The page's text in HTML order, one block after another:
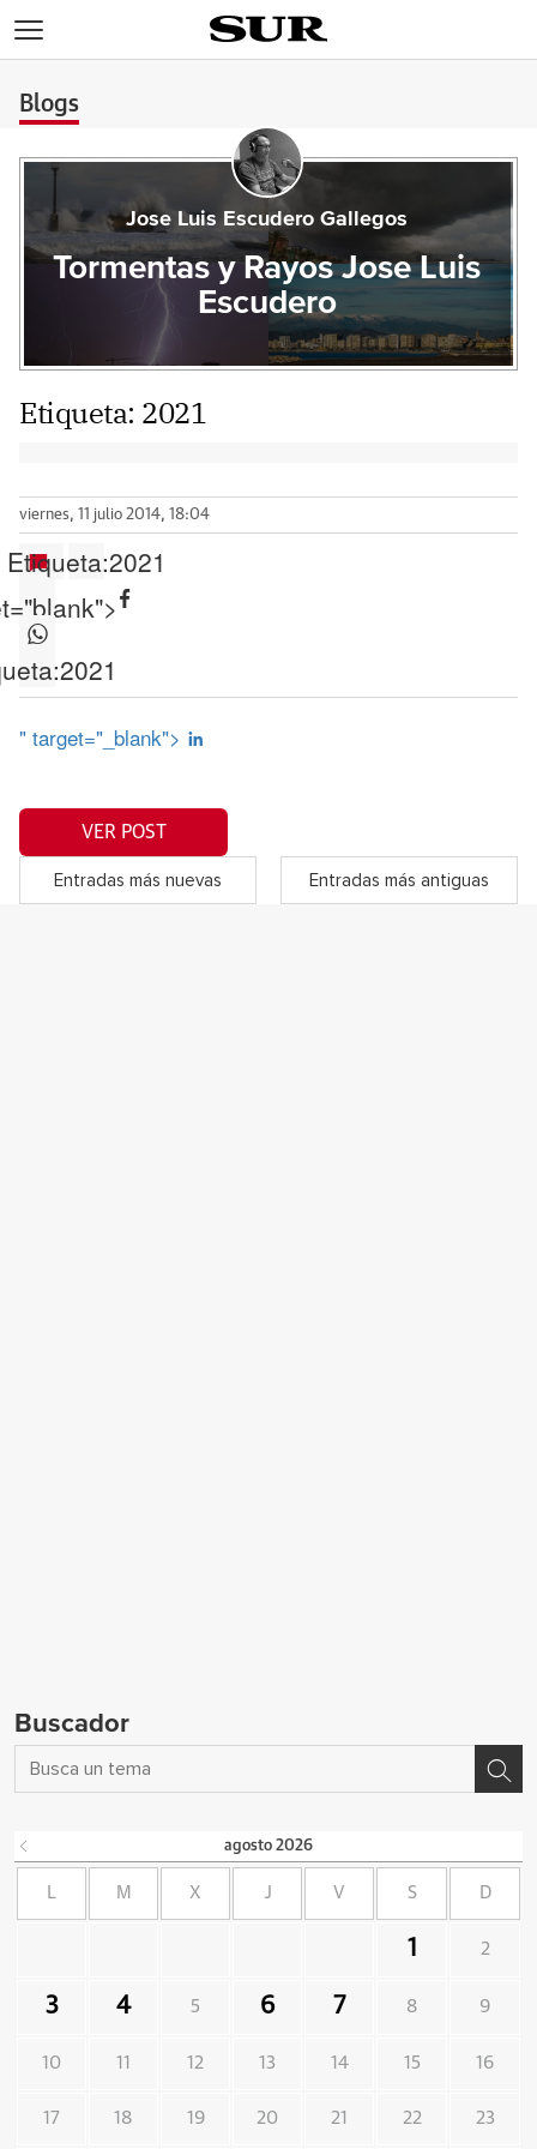
Blogs
Jose Luis Escudero Gallegos
Tormentas y Rayos Jose Luis
Escudero
Etiqueta: 2021
viernes, 11 julio 2014, 18:04
Etiqueta:2021
2021
" target="_blank">
VER POST
Entradas más nuevas Entradas más antiguas
Buscador
agosto 2026
L M X J V S D
1 2
3 4 5 6 7 8 9
10 11 12 13 14 15 16
17 18 19 20 21 22 23